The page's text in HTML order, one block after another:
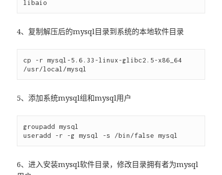
4、复制解压后的mysql目录到系统的本地软件目录
cp -r mysql-5.6.33-linux-glibc2.5-x86_64
5、添加系统mysql组和mysql用户
groupadd mysql
6、进入安装mysql软件目录，修改目录拥有者为mysql